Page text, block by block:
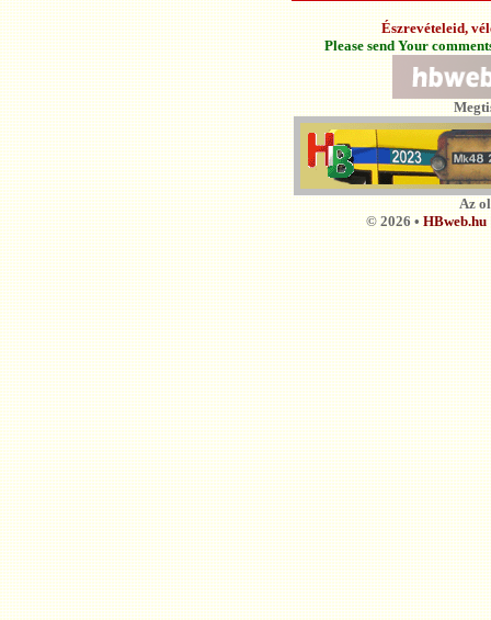
Észrevételeid,
Please send Your
Az
© 2026 •HBweb.hu